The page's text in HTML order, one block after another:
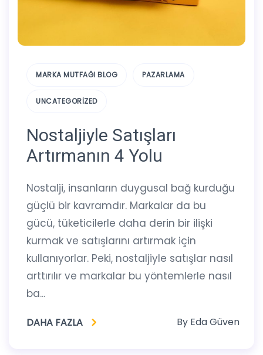
MARKA MUTFAĞI BLOG PAZARLAMA
UNCATEGORIZED
Nostaljiyle Satışları
Artırmanın 4 Yolu
Nostalji, insanların duygusal bağ kurduğu
güçlü bir kavramdır. Markalar da bu
gücü, tüketicilerle daha derin bir ilişki
kurmak ve satışlarını artırmak için
kullanıyorlar. Peki, nostaljiyle satışlar nasıl
arttırılır ve markalar bu yöntemlerle nasıl
ba...
DAHA FAZLA By Eda Güven